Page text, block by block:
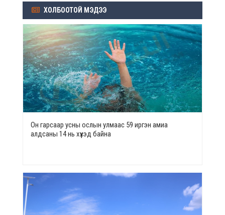
ХОЛБООТОЙ МЭДЭЭ
Он гарсаар усны ослын улмаас 59 иргэн амиа
алдсаны 14 нь хүүхэд байна